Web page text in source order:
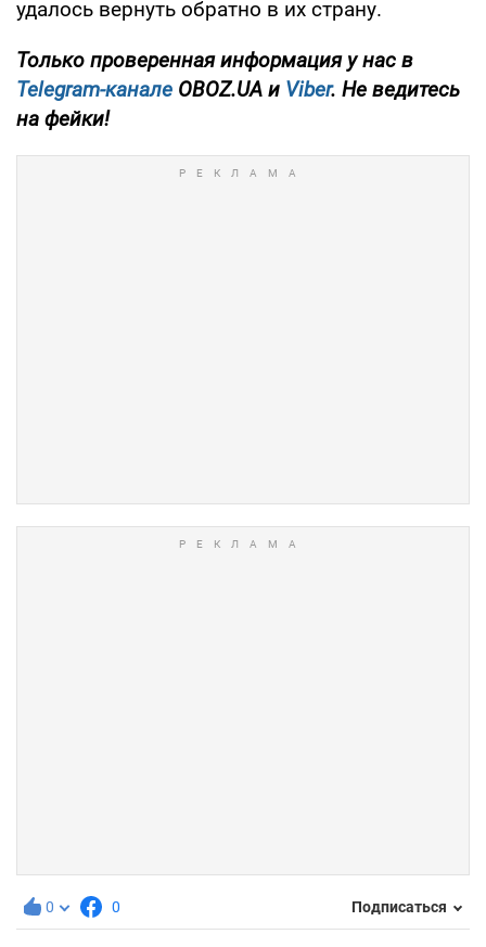
удалось вернуть обратно в их страну.
Только проверенная информация у нас в
Telegram-канале OBOZ.UA и Viber. Не ведитесь
на фейки!
0 0 Подписаться